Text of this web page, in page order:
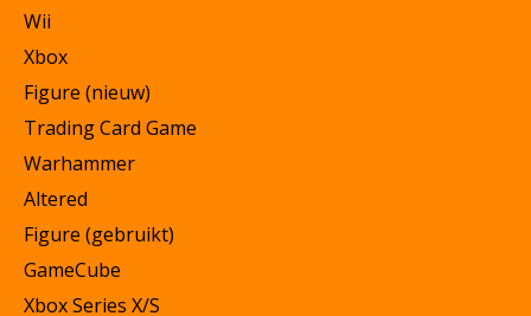
Wii
Xbox
Figure (nieuw)
Trading Card Game
Warhammer
Altered
Figure (gebruikt)
GameCube
Xbox Series X/S